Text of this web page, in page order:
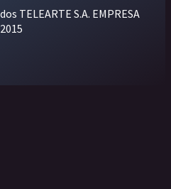
TELEARTE S.A. EMPRESA